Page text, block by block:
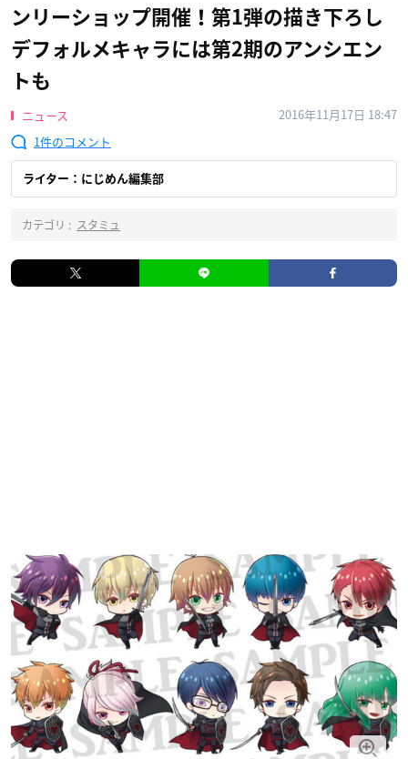
ンリーショップ開催！第1弾の描き下ろし
デフォルメキャラには第2期のアンシエン
トも
ニュース
2016年11月17日 18:47
1
ライター：にじめん編集部
カテゴリ : スタミュ